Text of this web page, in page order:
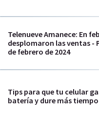
Telenueve Amanece: En
desplomaron las ventas -
de febrero de 2024
Tips para que tu celular
batería y dure más